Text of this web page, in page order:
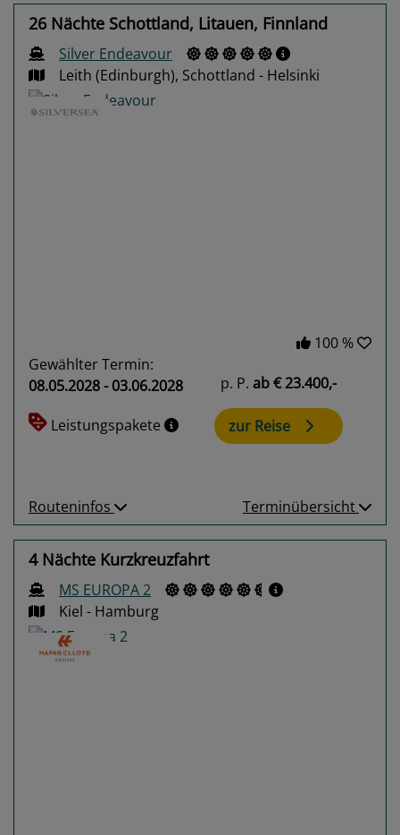
26 Nächte Schottland, Litauen, Finnland
Silver Endeavour
Leith (Edinburgh), Schottland - Helsinki
100 %
Gewählter Termin:
08.05.2028 - 03.06.2028
Leistungspakete
p. P. ab€ 23.400,-
zur Reise
Routeninfos Terminübersicht
4 Nächte Kurzkreuzfahrt
MS EUROPA 2
Kiel - Hamburg